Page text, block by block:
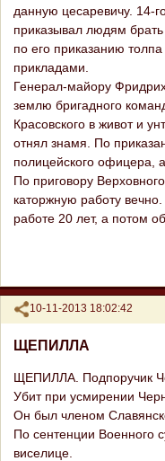
данную цесаревичу. 14-
приказывал людям
по его приказанию
прикладами.
Генерал-майору
землю бригадного
Красовского в живот и
отнял знамя. По
полицейского офицера,
По приговору
каторжную работу
работе 20 лет, а потом
Поделиться
10-11-2013 18:02:42
ЩЕПИЛЛА
ЩЕПИЛЛА. Подпоручик
Убит при усмирении
Он был членом
По сентенции Военного
виселице.